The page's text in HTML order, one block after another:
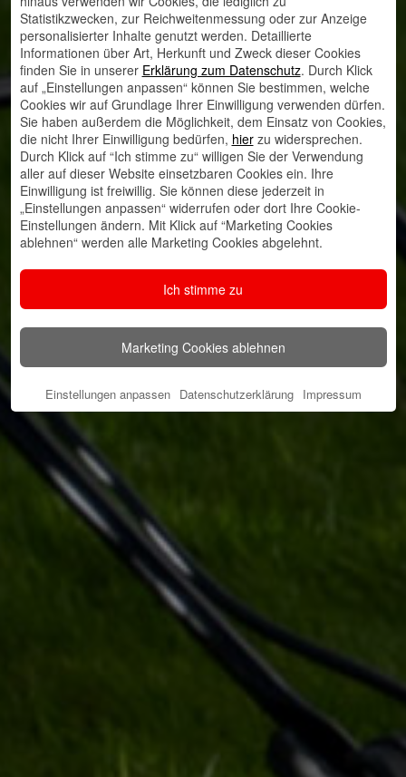
Statistikzwecken, zur Reichweitenmessung oder zur Anzeige
personalisierter Inhalte genutzt werden. Detaillierte
Informationen über Art, Herkunft und Zweck dieser Cookies
finden Sie in unserer Erklärung zum Datenschutz. Durch Klick
auf „Einstellungen anpassen“ können Sie bestimmen, welche
Cookies wir auf Grundlage Ihrer Einwilligung verwenden dürfen.
Sie haben außerdem die Möglichkeit, dem Einsatz von Cookies,
die nicht Ihrer Einwilligung bedürfen, hierzu widersprechen.
Durch Klick auf “Ich stimme zu“ willigen Sie der Verwendung
aller auf dieser Website einsetzbaren Cookies ein. Ihre
Einwilligung ist freiwillig. Sie können diese jederzeit in
„Einstellungen anpassen“ widerrufen oder dort Ihre Cookie-
Einstellungen ändern. Mit Klick auf “Marketing Cookies
ablehnen“ werden alle Marketing Cookies abgelehnt.
Ich stimme zu
Marketing Cookies ablehnen
Einstellungen anpassen Datenschutzerklärung Impressum